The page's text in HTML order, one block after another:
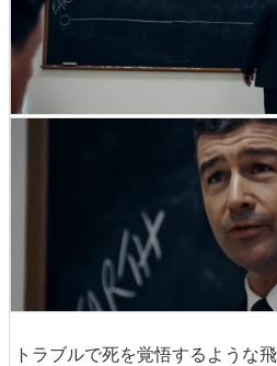
トラブルで死を覚悟するような